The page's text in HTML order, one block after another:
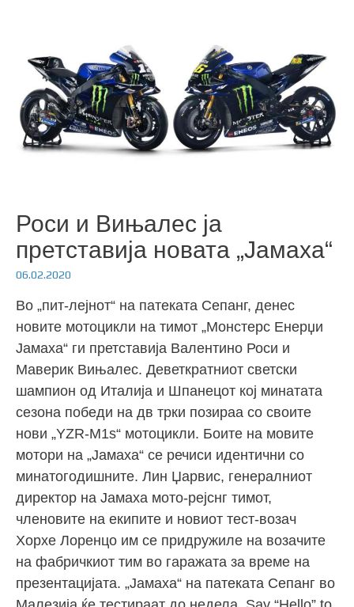
Роси и Вињалес ја
претставија новата „Јамаха“
06.02.2020
Во „пит-лејнот“ на патеката Сепанг, денес
новите мотоцикли на тимот „Монстерс Енерџи
Јамаха“ ги претставија Валентино Роси и
Маверик Вињалес. Деветкратниот светски
шампион од Италија и Шпанецот кој минатата
сезона победи на дв трки позираа со своите
нови „YZR-M1s“ мотоцикли. Боите на мовите
мотори на „Јамаха“ се речиси идентични со
минатогодишните. Лин Џарвис, генералниот
директор на Јамаха мото-рејснг тимот,
членовите на екипите и новиот тест-возач
Хорхе Лоренцо им се придружиле на возачите
на фабричкиот тим во гаражата за време на
презентацијата. „Јамаха“ на патеката Сепанг во